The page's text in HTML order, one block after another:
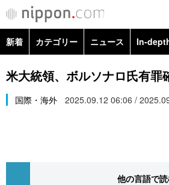
新着 カテゴリー ニュース In-
政治・外交
経済・ビジネス
社会
米大統領、ボルソナロ氏有罪
国際・海外 2025.09.12 06:06 /
他の言語で